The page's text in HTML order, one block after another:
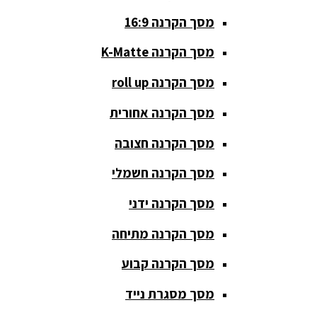
סאבים
וחצובות
ערכת קריוקי
שקטות
מערכות
הגברה
פלטות DJ
קונטרולים
מסך הקרנה 16:9
מסך הקרנה K-Matte
מסך הקרנה roll up
מסך הקרנה אחורית
מסך הקרנה חצובה
מסך הקרנה חשמלי
מסך הקרנה ידני
מסך הקרנה מתיחה
מסך הקרנה קבוע
מסך מסגרת נייד